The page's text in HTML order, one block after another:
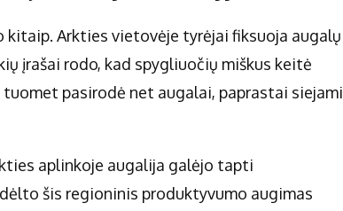
Arkties vietovėje tyrėjai fiksuoja augalų
įrašai rodo, kad spygliuočių miškus keitė
pasirodė net augalai, paprastai siejami
aplinkoje augalija galėjo tapti
šis regioninis produktyvumo augimas